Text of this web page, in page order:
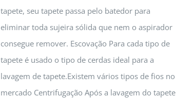
tapete, seu tapete passa pelo batedor para
eliminar toda sujeira sólida que nem o aspirador
consegue remover. Escovação Para cada tipo de
tapete é usado o tipo de cerdas ideal para a
lavagem de tapete.Existem vários tipos de fios no
mercado Centrifugação Após a lavagem do tapete